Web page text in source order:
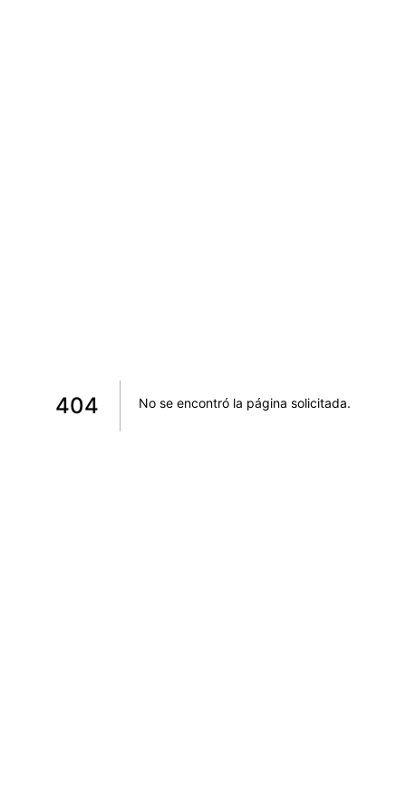
404 No se encontró la página solicitada.